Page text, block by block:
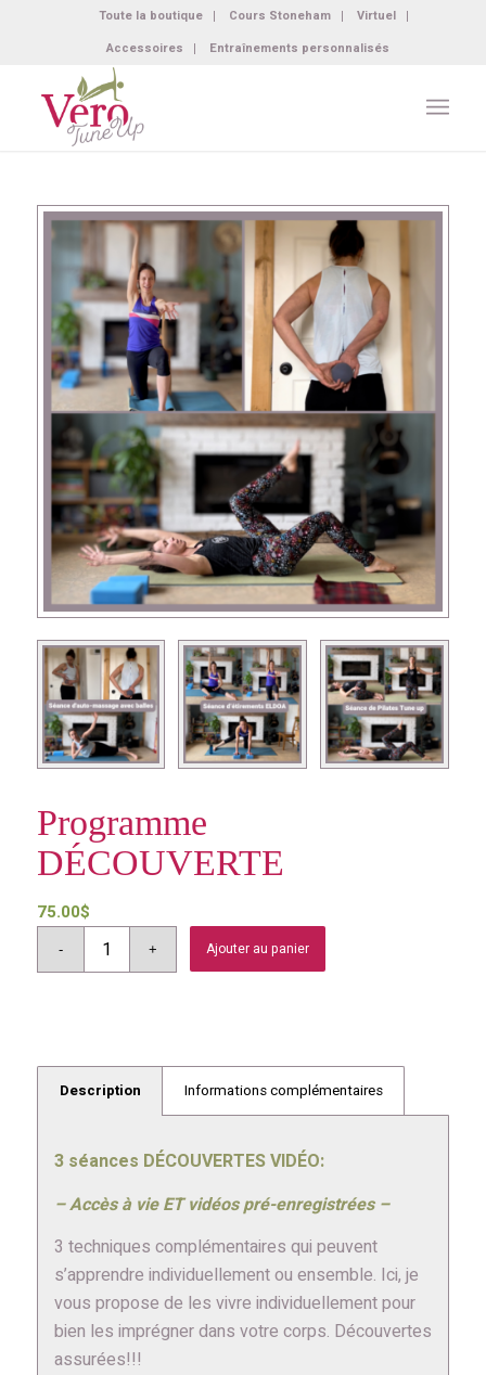
Toute la boutique Cours Stoneham
Virtuel
Accessoires
Entraînements personnalisés
Programme
DÉCOUVERTE
75.00$
Ajouter au panier
Description Informations complémentaires
3 séances DÉCOUVERTES VIDÉO:
– Accès à vie ET vidéos pré-enregistrées –
3 techniques complémentaires qui peuvent
s’apprendre individuellement ou ensemble. Ici, je
vous propose de les vivre individuellement pour
bien les imprégner dans votre corps. Découvertes
assurées!!!